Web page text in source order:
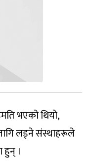
भएको थियो,
लड्ने संस्थाहरूले
हुन् ।